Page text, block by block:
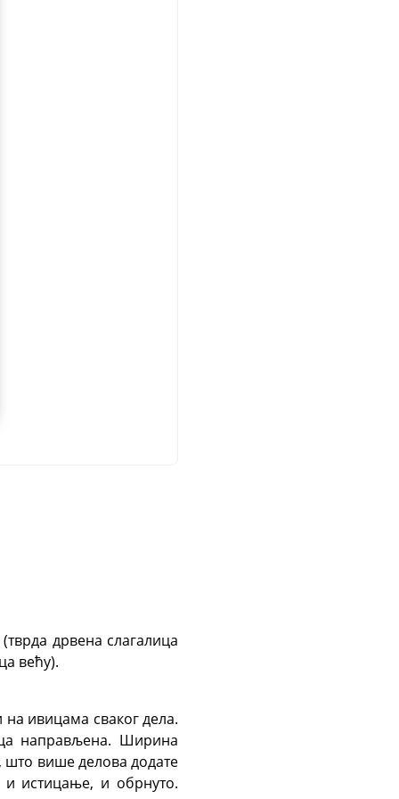
дрвена слагалица
већу).
на ивицама сваког дела.
направљена. Ширина
што више делова додате
и истицање, и обрнуто.